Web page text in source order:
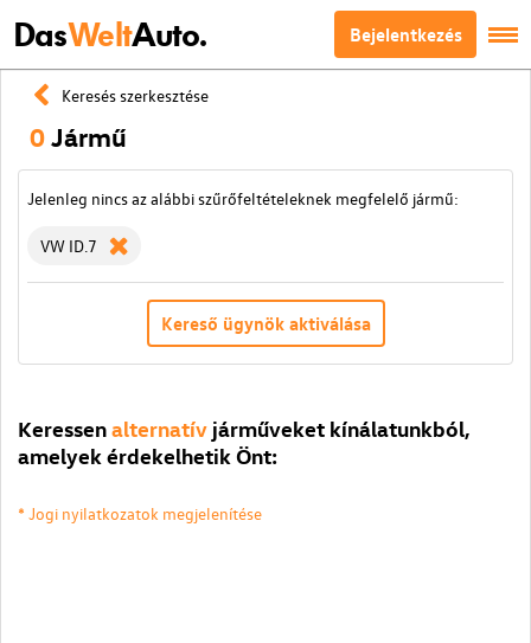
DasWeltAuto. Bejelentkezés
Keresés szerkesztése
0Jármű
Jelenleg nincs az alábbi szűrőfeltételeknek megfelelő jármű:
VW ID.7
Kereső ügynök aktiválása
Keressenalternatív járműveket kínálatunkból,
amelyek érdekelhetik Önt:
* Jogi nyilatkozatok megjelenítése